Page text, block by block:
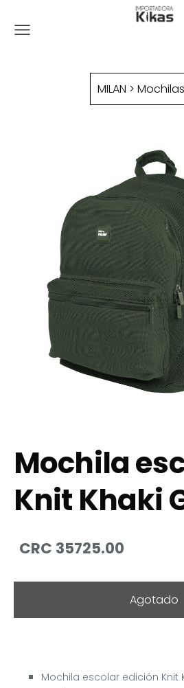
MILAN > Mochilas
Mochila
Knit Khaki
CRC 35725.00
Agotado
Mochila escolar edición Knit